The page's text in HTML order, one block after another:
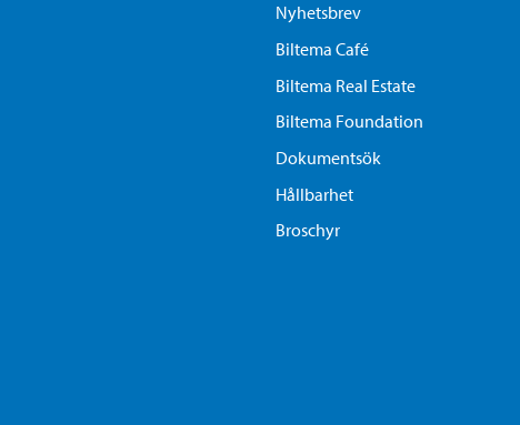
Nyhetsbrev
Biltema Café
Biltema Real Estate
Biltema Foundation
Dokumentsök
Hållbarhet
Broschyr